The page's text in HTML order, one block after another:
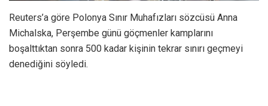
Reuters’a göre Polonya Sınır Muhafızları sözcüsü Anna
Michalska, Perşembe günü göçmenler kamplarını
boşalttıktan sonra 500 kadar kişinin tekrar sınırı geçmeyi
denediğini söyledi.